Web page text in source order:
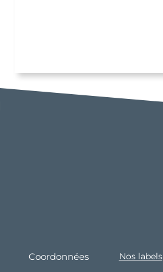
Coordonnées Nos labels